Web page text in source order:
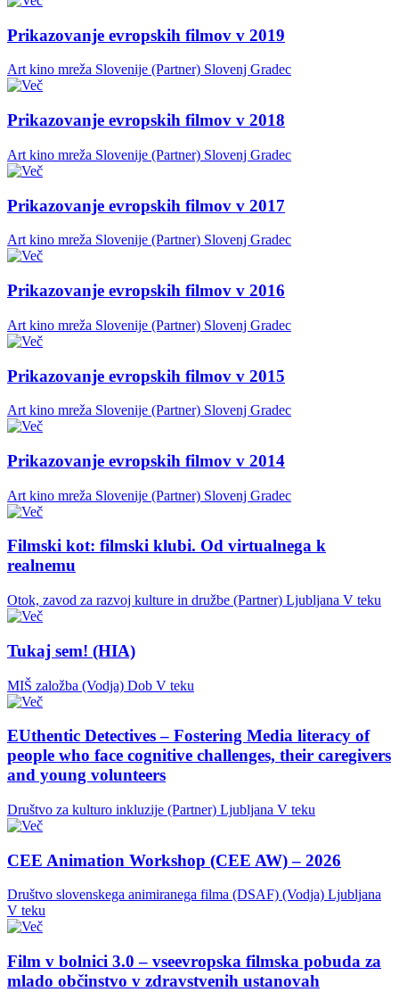
Prikazovanje evropskih filmov v 2019
Art kino mreža Slovenije (Partner) Slovenj Gradec
Prikazovanje evropskih filmov v 2018
Art kino mreža Slovenije (Partner) Slovenj Gradec
Prikazovanje evropskih filmov v 2017
Art kino mreža Slovenije (Partner) Slovenj Gradec
Prikazovanje evropskih filmov v 2016
Art kino mreža Slovenije (Partner) Slovenj Gradec
Prikazovanje evropskih filmov v 2015
Art kino mreža Slovenije (Partner) Slovenj Gradec
Prikazovanje evropskih filmov v 2014
Art kino mreža Slovenije (Partner) Slovenj Gradec
Filmski kot: filmski klubi. Od virtualnega k
realnemu
Otok, zavod za razvoj kulture in družbe (Partner) Ljubljana V teku
Tukaj sem! (HIA)
MIŠ založba (Vodja) Dob V teku
EUthentic Detectives – Fostering Media literacy of
people who face cognitive challenges, their caregivers
and young volunteers
Društvo za kulturo inkluzije (Partner) Ljubljana V teku
CEE Animation Workshop (CEE AW) – 2026
Društvo slovenskega animiranega filma (DSAF) (Vodja) Ljubljana
V teku
Film v bolnici 3.0 – vseevropska filmska pobuda za
mlado občinstvo v zdravstvenih ustanovah